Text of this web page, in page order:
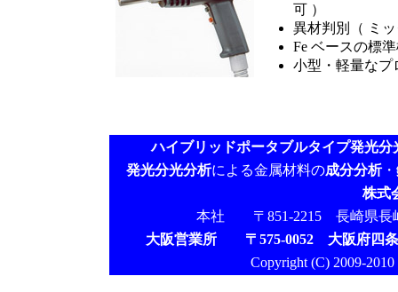
可 ）
異材判別（ ミ
Fe ベースの標
小型・軽量なプ
ハイブリッドポータブルタイプ発光分
発光分光分析による金属材料の成分分析・
株式
本社 〒851-2215 長崎県長
大阪営業所 〒575-0052 大阪府四条
Copyright (C) 2009-